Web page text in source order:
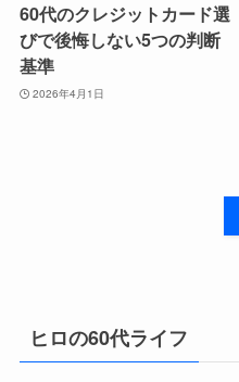
60代のクレジットカード選
びで後悔しない5つの判断
基準
2026年4月1日
ヒロの60代ライフ